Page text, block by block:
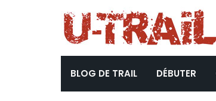
BLOG DE TRAIL DÉBUTER